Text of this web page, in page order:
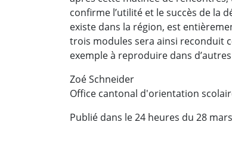
confirme l’utilité et le succès de la
existe dans la région, est
trois modules sera ainsi reconduit
exemple à reproduire dans
Zoé Schneider
Office cantonal d'orientation
Publié dans le 24 heures du 28